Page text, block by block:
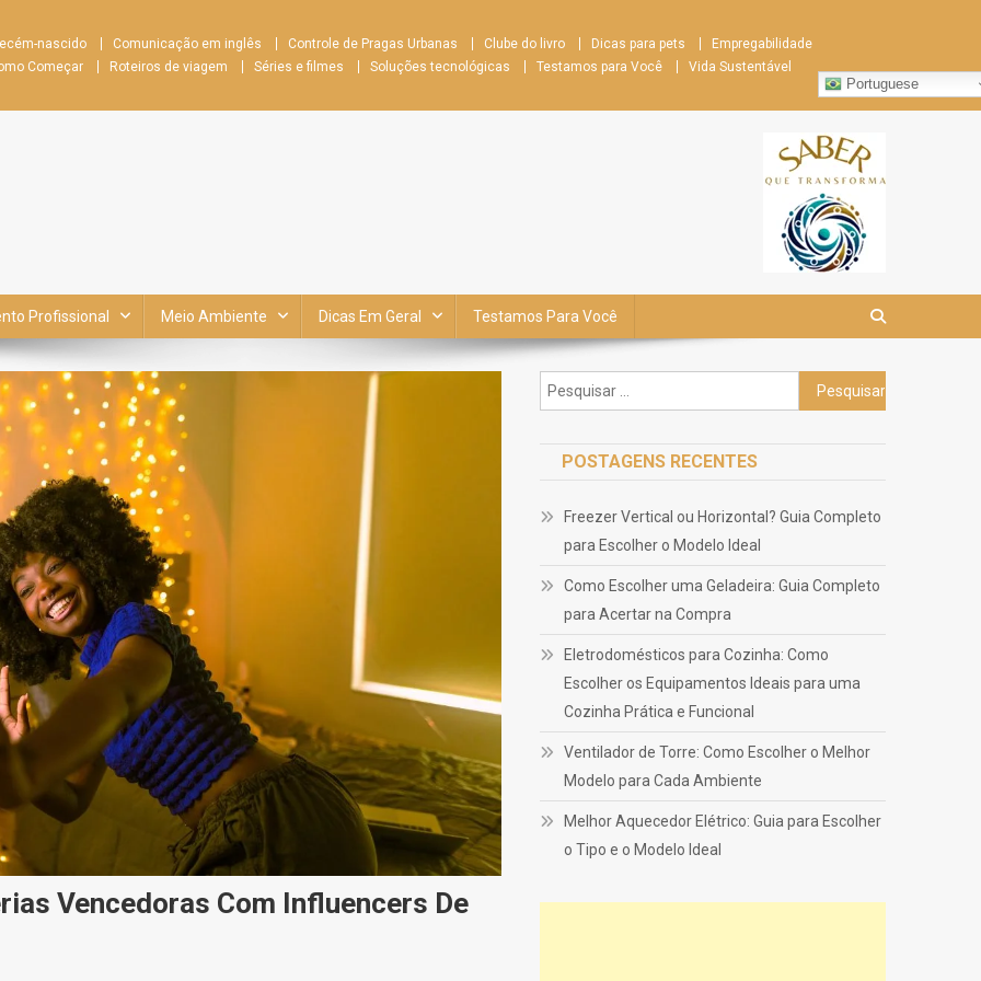
nascido Comunicação em inglês Controle de Pragas Urbanas Clube do livro Dicas para pets
Empregabilidade
Começar Roteiros de viagem Séries e filmes Soluções tecnológicas Testamos para Você Vida Sustentável
Portuguese
Profissional Meio Ambiente Dicas Em Geral Testamos Para Você
Vencedoras Com Influencers De
Pesquisar
por:
POSTAGENS RECENTES
Freezer Vertical ou Horizontal? Guia Completo
para Escolher o Modelo Ideal
Como Escolher uma Geladeira: Guia Completo
para Acertar na Compra
Eletrodomésticos para Cozinha: Como
Escolher os Equipamentos Ideais para uma
Cozinha Prática e Funcional
Ventilador de Torre: Como Escolher o Melhor
Modelo para Cada Ambiente
Melhor Aquecedor Elétrico: Guia para Escolher
o Tipo e o Modelo Ideal